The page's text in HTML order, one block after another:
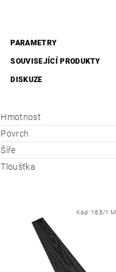
PARAMETRY
SOUVISEJÍCÍ PRODUKTY
DISKUZE
Hmotnost
Povrch
Šíře
Tloušťka
Kód: 163/1 M